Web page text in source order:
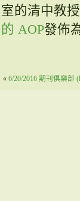
室的清中教
的 AOP發佈
« 6/20/2016 期刊俱樂部